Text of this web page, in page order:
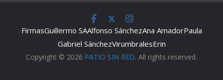
FirmasGuillermo SAAlfonso SánchezAna AmadorPaula
Gabriel SánchezVirumbralesErin
Copyright © 2026 PATIO SIN RED. All rights reserved.